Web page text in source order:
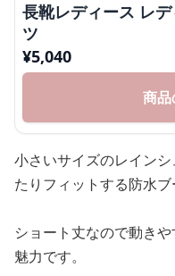
長靴レディース レ
ツ
¥5,040
商品
小さいサイズのレイン
たりフィットする防水ブ
ショート丈なので動き
魅力です。